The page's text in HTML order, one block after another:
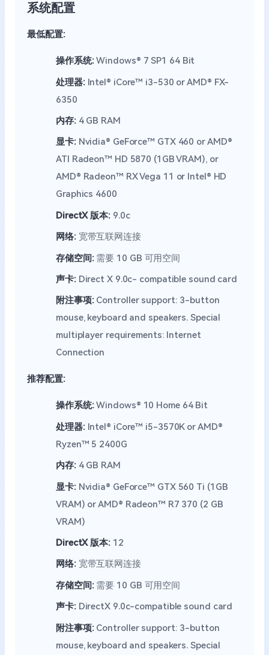
系统配置
最低配置:
操作系统:Windows® 7 SP1 64 Bit
处理器:Intel® iCore™ i3-530 or AMD® FX-
6350
内存:4 GB RAM
显卡:Nvidia® GeForce™ GTX 460 or AMD®
ATI Radeon™ HD 5870 (1GB VRAM), or
AMD® Radeon™ RX Vega 11 or Intel® HD
Graphics 4600
DirectX 版本:9.0c
网络:宽带互联网连接
存储空间:需要 10 GB 可用空间
声卡:Direct X 9.0c- compatible sound card
附注事项:Controller support: 3-button
mouse, keyboard and speakers. Special
multiplayer requirements: Internet
Connection
推荐配置:
操作系统:Windows® 10 Home 64 Bit
处理器:Intel® iCore™ i5-3570K or AMD®
Ryzen™ 5 2400G
内存:4 GB RAM
显卡:Nvidia® GeForce™ GTX 560 Ti (1GB
VRAM) or AMD® Radeon™ R7 370 (2 GB
VRAM)
DirectX 版本:12
网络:宽带互联网连接
存储空间:需要 10 GB 可用空间
声卡:DirectX 9.0c-compatible sound card
附注事项:Controller support: 3-button
mouse, keyboard and speakers. Special